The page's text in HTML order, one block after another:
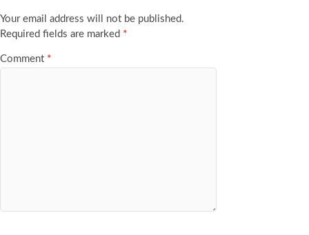
Your email address will not be published.
Required fields are marked *
Comment *